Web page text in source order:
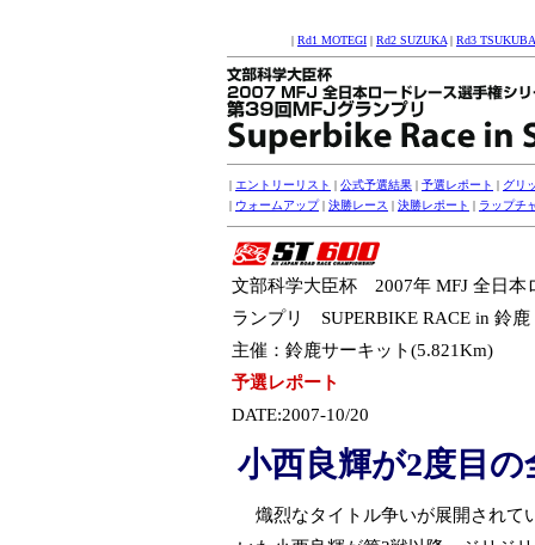
| Rd1 MOTEGI | Rd2 SUZUKA | Rd3 TSUKUBA
| エントリーリスト | 公式予選結果 | 予選レポート | グリ
| ウォームアップ| 決勝レース | 決勝レポート | ラップチ
文部科学大臣杯 2007年 MFJ 全日
ランプリ SUPERBIKE RACE in 鈴鹿
主催：鈴鹿サーキット(5.821Km)
予選レポート
DATE:2007-10/20
小西良輝が2度目
熾烈なタイトル争いが展開されて